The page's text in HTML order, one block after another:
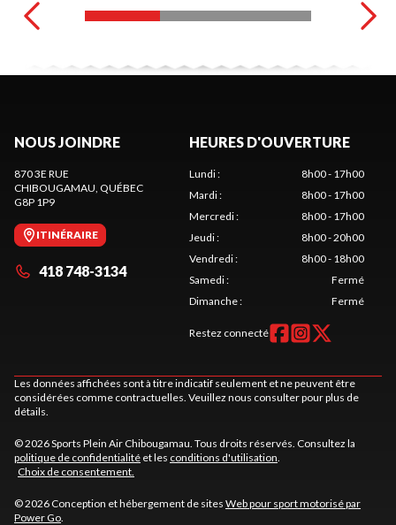
NOUS JOINDRE
870 3E RUE
CHIBOUGAMAU , QUÉBEC
G8P 1P9
ITINÉRAIRE
418 748-3134
HEURES D'OUVERTURE
Lundi:
8h00 - 17h00
Mardi:
8h00 - 17h00
Mercredi:
8h00 - 17h00
Jeudi:
8h00 - 20h00
Vendredi:
8h00 - 18h00
Samedi:
Fermé
Dimanche: Fermé
Restez connecté
Les données affichées sont à titre indicatif seulement et ne peuvent être
considérées comme contractuelles. Veuillez nous consulter pour plus de
détails.
© 2026 Sports Plein Air Chibougamau. Tous droits réservés. Consultez la
politique de confidentialité et les conditions d'utilisation
Choix de consentement.
© 2026 Conception et hébergement de sites Web pour sport motorisé par
Power Go